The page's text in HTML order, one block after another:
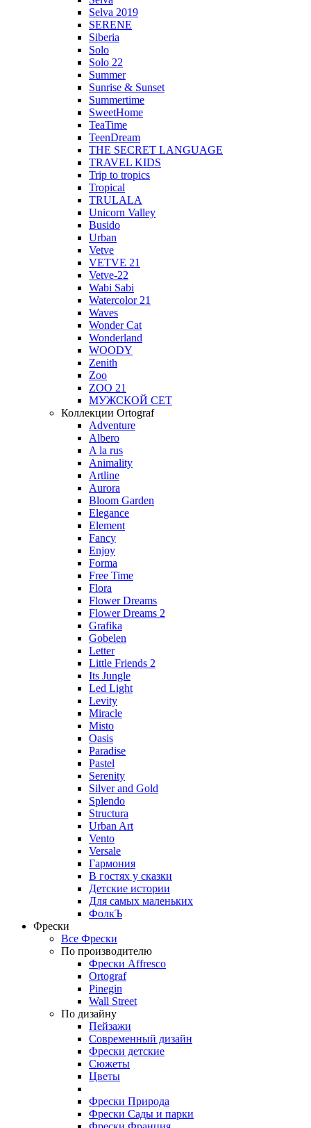
Selva 2019
SERENE
Siberia
Solo
Solo 22
Summer
Sunrise & Sunset
Summertime
SweetHome
TeaTime
TeenDream
THE SECRET LANGUAGE
TRAVEL KIDS
Trip to tropics
Tropical
TRULALA
Unicorn Valley
Busido
Urban
Vetve
VETVE 21
Vetve-22
Wabi Sabi
Watercolor 21
Waves
Wonder Cat
Wonderland
WOODY
Zenith
Zoo
ZOO 21
МУЖСКОЙ СЕТ
Коллекции Ortograf
Adventure
Albero
A la rus
Animality
Artline
Aurora
Bloom Garden
Elegance
Element
Fancy
Enjoy
Forma
Free Time
Flora
Flower Dreams
Flower Dreams 2
Grafika
Gobelen
Letter
Little Friends 2
Its Jungle
Led Light
Levity
Miracle
Misto
Oasis
Paradise
Pastel
Serenity
Silver and Gold
Splendo
Structura
Urban Art
Vento
Versale
Гармония
В гостях у сказки
Детские истории
Для самых маленьких
ФолкЪ
Фрески
Все Фрески
По производителю
Фрески Affresco
Ortograf
Pinegin
Wall Street
По дизайну
Пейзажи
Современный дизайн
Фрески детские
Сюжеты
Цветы
Фрески Природа
Фрески Сады и парки